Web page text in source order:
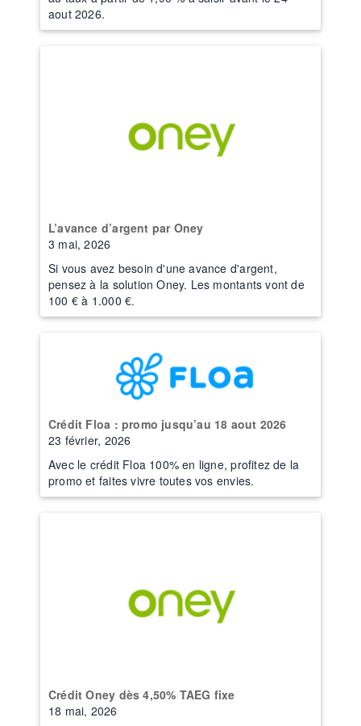
aout 2026.
L’avance d’argent par Oney
3 mai, 2026
Si vous avez besoin d'une avance d'argent,
pensez à la solution Oney. Les montants vont de
100 € à 1.000 €.
Crédit Floa : promo jusqu’au 18 aout 2026
23 février, 2026
Avec le crédit Floa 100% en ligne, profitez de la
promo et faites vivre toutes vos envies.
Crédit Oney dès 4,50% TAEG fixe
18 mai, 2026